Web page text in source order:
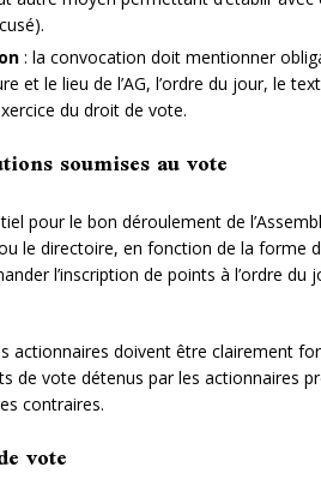
: la convocation doit mentionner
et le lieu de l’AG, l’ordre du jour, le
du droit de vote.
soumises au vote
pour le bon déroulement de
le directoire, en fonction de la forme
l’inscription de points à l’ordre du
actionnaires doivent être clairement
de vote détenus par les actionnaires
contraires.
vote